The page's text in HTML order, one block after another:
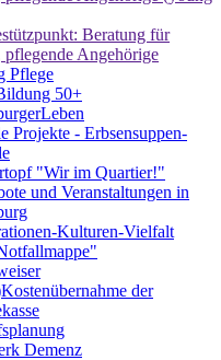
Beratung für
pflegende Angehörige
Pflege
50+
Projekte - Erbsensuppen-
"Wir im Quartier!"
und Veranstaltungen in
Kulturen-Vielfalt
der
Demenz